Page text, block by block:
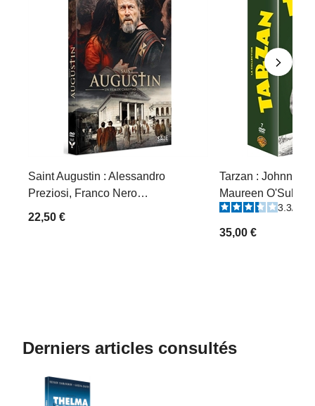
Saint Augustin : Alessandro
Preziosi, Franco Nero…
22,50 €
Tarzan : Johnny
Maureen
3.3/
35,00 €
Derniers articles consultés